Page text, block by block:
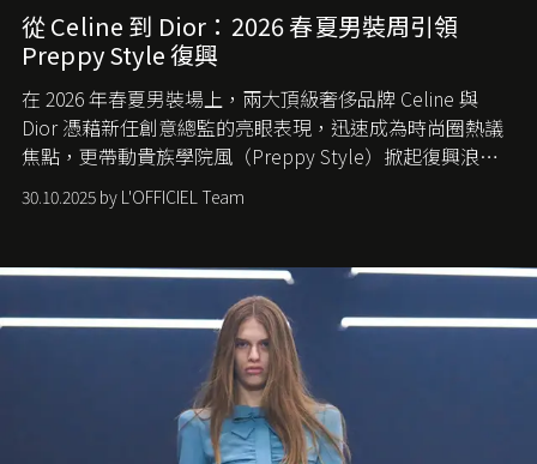
從 Celine 到 Dior：2026 春夏男裝周引領
Preppy Style 復興
在 2026 年春夏男裝場上，兩大頂級奢侈品牌 Celine 與
Dior 憑藉新任創意總監的亮眼表現，迅速成為時尚圈熱議
焦點，更帶動貴族學院風（Preppy Style）掀起復興浪
潮，讓這股經典風格再度回到大眾視線。
30.10.2025 by L'OFFICIEL Team